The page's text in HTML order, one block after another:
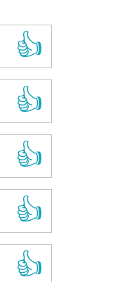
👍
👍
👍
👍
👍